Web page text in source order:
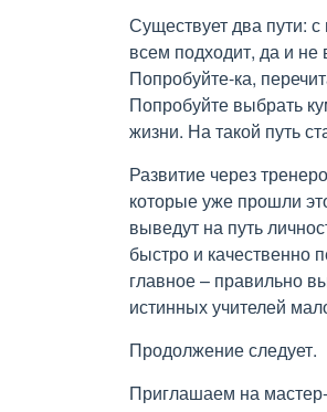
Существует два пути:
всем подходит, да и
Попробуйте-ка,
Попробуйте выбрать
жизни. На такой путь
Развитие через
которые уже прошли
выведут на путь
быстро и качественно
главное – правильно
истинных учителей
Продолжение следует.
Приглашаем на мастер-